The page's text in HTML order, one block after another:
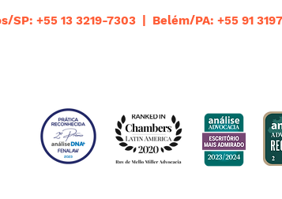
SP: +55 13 3219-7303 | Belém/PA: +55 91